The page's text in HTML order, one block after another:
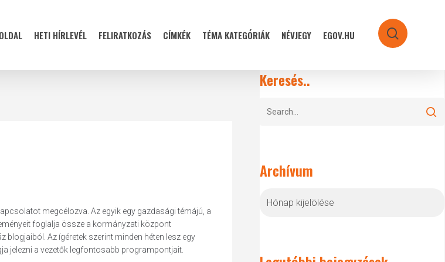
HETI HÍRLEVÉL FELIRATKOZÁS CÍMKÉK TÉMA KATEGÓRIÁK NÉVJEGY EGOV.HU search
megcélozva. Az egyik egy gazdasági témájú, a
foglalja össze a kormányzati központ
blogjaiból. Az ígéretek szerint minden héten lesz egy
jelezni a vezetők legfontosabb programpontjait.
Keresés..
Archívum